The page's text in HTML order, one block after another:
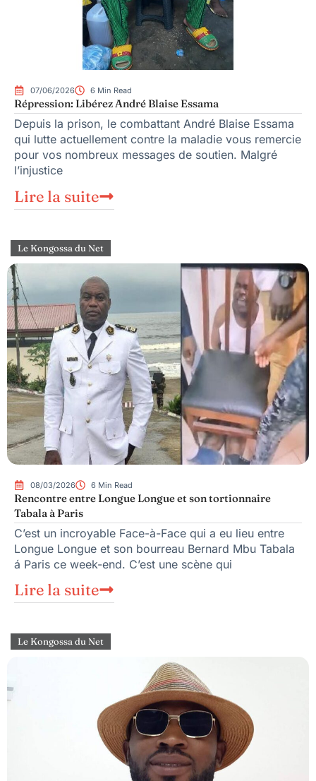
07/06/2026 6 Min Read
Répression: Libérez André Blaise Essama
Depuis la prison, le combattant André Blaise Essama
qui lutte actuellement contre la maladie vous remercie
pour vos nombreux messages de soutien. Malgré
l’injustice
Lire la suite
Le Kongossa du Net
08/03/2026 6 Min Read
Rencontre entre Longue Longue et son tortionnaire
Tabala à Paris
C’est un incroyable Face-à-Face qui a eu lieu entre
Longue Longue et son bourreau Bernard Mbu Tabala
á Paris ce week-end. C’est une scène qui
Lire la suite
Le Kongossa du Net